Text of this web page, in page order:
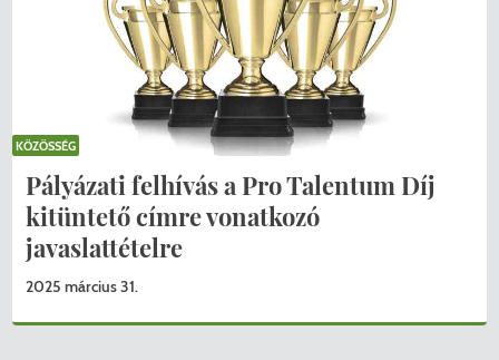
Pályázati felhívás a Pro Talentum Díj
kitüntető címre vonatkozó
javaslattételre
2025 március 31.
KÖZÖSSÉG